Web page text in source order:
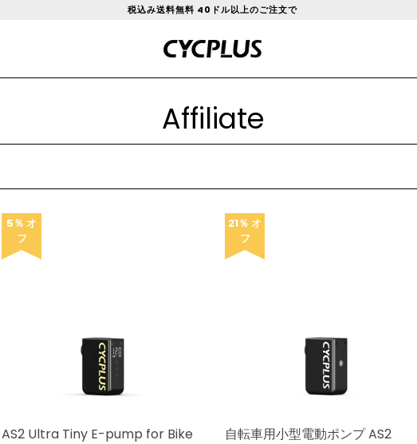
税込み送料無料 40ドル以上のご注文で
Affiliate
5％ オ
フ
AS2 Ultra Tiny E-pump for Bike
21％ オ
フ
自転車用小型電動ポンプ AS2